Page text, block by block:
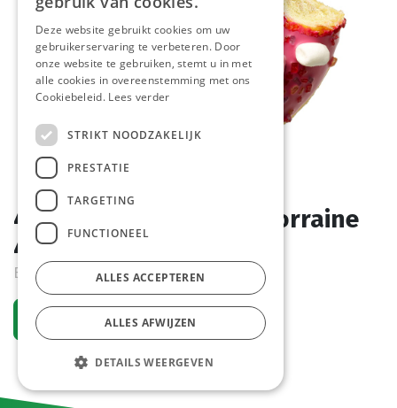
4790 Donut Pinkie La Lorraine
48 x 58 gr
Bestelartikel
Vraag een account aan
Deze website gebruikt cookies om uw
gebruikerservaring te verbeteren. Door
onze website te gebruiken, stemt u in met
alle cookies in overeenstemming met ons
Cookiebeleid. Lees verder
STRIKT NOODZAKELIJK
PRESTATIE
TARGETING
FUNCTIONEEL
ALLES ACCEPTEREN
ALLES AFWIJZEN
DETAILS WEERGEVEN